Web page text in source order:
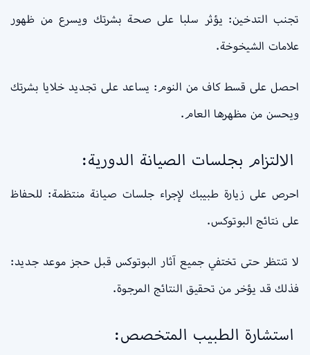
تجنب التدخين: يؤثر سلبا على صحة بشرتك ويسرع من ظهور
علامات الشيخوخة.
احصل على قسط كاف من النوم: يساعد على تجديد خلايا بشرتك
ويحسن من مظهرها العام.
الالتزام بجلسات الصيانة الدورية:
احرص على زيارة طبيبك لإجراء جلسات صيانة منتظمة: للحفاظ
على نتائج البوتوكس.
لا تنتظر حتى تختفي جميع آثار البوتوكس قبل حجز موعد جديد:
فذلك قد يؤخر من تحقيق النتائج المرجوة.
استشارة الطبيب المتخصص: